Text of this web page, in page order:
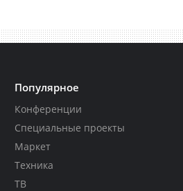
Популярное
Конференции
Специальные проекты
Маркет
Техника
ТВ